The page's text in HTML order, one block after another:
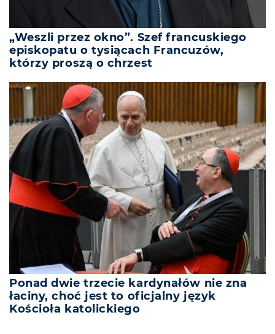
„Weszli przez okno”. Szef francuskiego
episkopatu o tysiącach Francuzów,
którzy proszą o chrzest
Ponad dwie trzecie kardynałów nie zna
łaciny, choć jest to oficjalny język
Kościoła katolickiego